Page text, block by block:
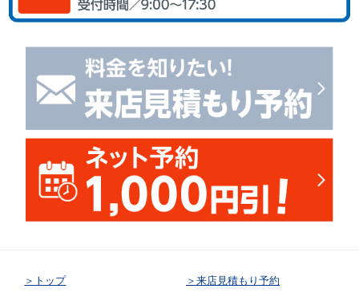
トップ 来店見積もり予約